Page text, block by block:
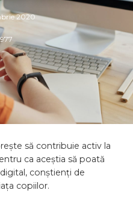
2020
să contribuie activ la
ca aceștia să poată
conștienți de
copiilor.